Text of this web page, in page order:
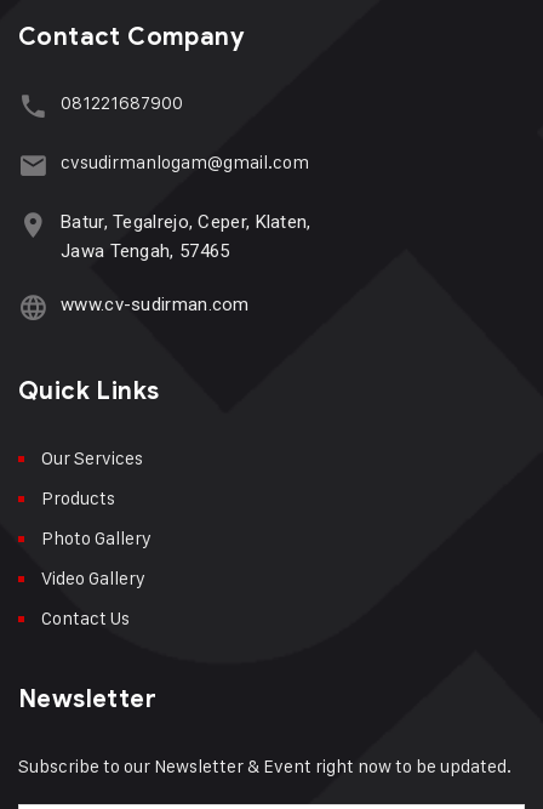
Contact Company
081221687900
cvsudirmanlogam@gmail.com
Batur, Tegalrejo, Ceper, Klaten,
Jawa Tengah, 57465
www.cv-sudirman.com
Quick Links
Our Services
Products
Photo Gallery
Video Gallery
Contact Us
Newsletter
Subscribe to our Newsletter & Event right now to be updated.